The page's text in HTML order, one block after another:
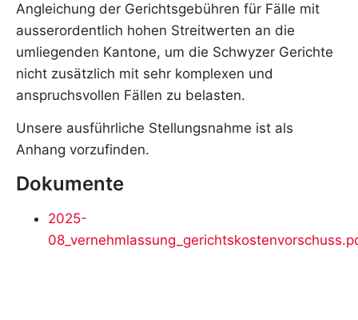
Angleichung der Gerichtsgebühren für Fälle mit
ausserordentlich hohen Streitwerten an die
umliegenden Kantone, um die Schwyzer Gerichte
nicht zusätzlich mit sehr komplexen und
anspruchsvollen Fällen zu belasten.
Unsere ausführliche Stellungsnahme ist als
Anhang vorzufinden.
Dokumente
2025-